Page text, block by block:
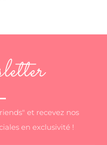
et recevez nos
en exclusivité !